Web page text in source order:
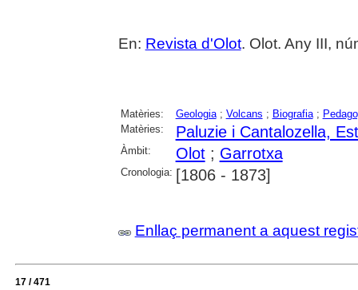
En: Revista d'Olot. Olot. Any III,
Matèries: Geologia; Volcans ; Biografia;
Matèries:
Paluzie i Cantalozella,
Àmbit: Olot; Garrotxa
Cronologia: [1806 - 1873]
Enllaç permanent a aquest
17 / 471